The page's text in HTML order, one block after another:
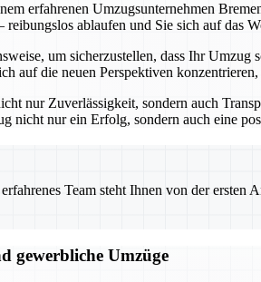
erfahrenen Umzugsunternehmen
ablaufen und Sie sich auf das
um sicherzustellen, dass Ihr
auf die neuen Perspektiven
nur Zuverlässigkeit, sondern auch
nicht nur ein Erfolg, sondern auch eine
Team steht Ihnen von der
gewerbliche Umzüge